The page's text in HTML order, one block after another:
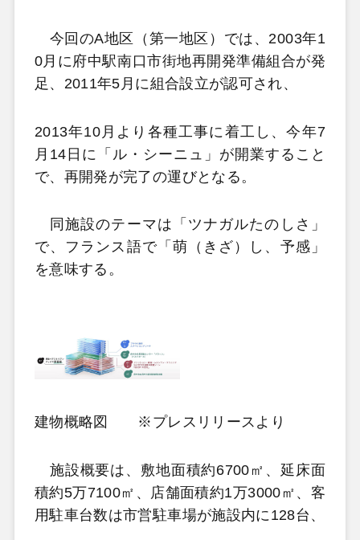
今回のA地区（第一地区）では、2003年1
0月に府中駅南口市街地再開発準備組合が発
足、2011年5月に組合設立が認可され、
2013年10月より各種工事に着工し、今年7
月14日に「ル・シーニュ」が開業すること
で、再開発が完了の運びとなる。
同施設のテーマは「ツナガルたのしさ」
で、フランス語で「萌（きざ）し、予感」
を意味する。
建物概略図 ※プレスリリースより
施設概要は、敷地面積約6700㎡、延床面
積約5万7100㎡、店舗面積約1万3000㎡、客
用駐車台数は市営駐車場が施設内に128台、